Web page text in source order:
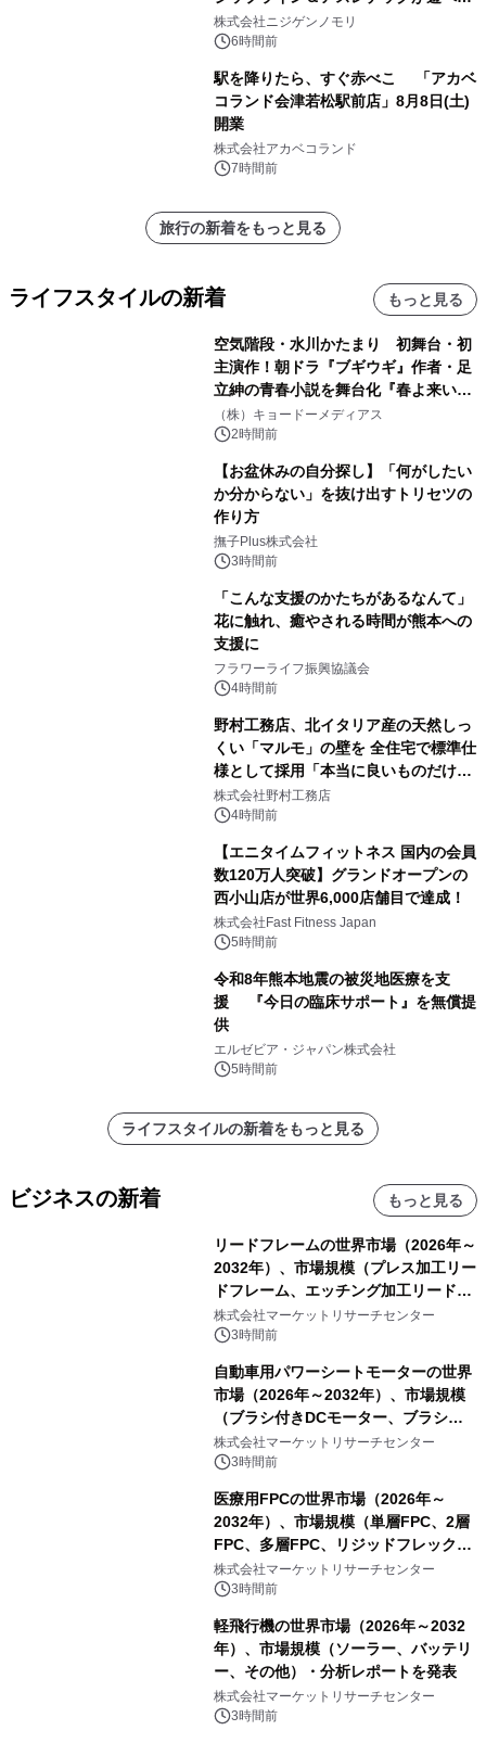
のは今年が最後！ 「ラスト！ドキがム
ネムネ～大作戦！」始動
株式会社ニジゲンノモリ
6時間前
駅を降りたら、すぐ赤べこ 「アカベ
コランド会津若松駅前店」8月8日(土)
開業
株式会社アカベコランド
7時間前
旅行の新着をもっと見る
ライフスタイルの新着 もっと見る
空気階段・水川かたまり 初舞台・初
主演作！朝ドラ『ブギウギ』作者・足
立紳の青春小説を舞台化『春よ来い、
マジで来い』キービジュアル解禁！
（株）キョードーメディアス
2時間前
【お盆休みの自分探し】「何がしたい
か分からない」を抜け出すトリセツの
作り方
撫子Plus株式会社
3時間前
「こんな支援のかたちがあるなんて」
花に触れ、癒やされる時間が熊本への
支援に
フラワーライフ振興協議会
4時間前
野村工務店、北イタリア産の天然しっ
くい「マルモ」の壁を 全住宅で標準仕
様として採用「本当に良いものだけに
こだわる」
株式会社野村工務店
4時間前
【エニタイムフィットネス 国内の会員
数120万人突破】グランドオープンの
西小山店が世界6,000店舗目で達成！
株式会社Fast Fitness Japan
5時間前
令和8年熊本地震の被災地医療を支
援 『今日の臨床サポート』を無償提
供
エルゼビア・ジャパン株式会社
5時間前
ライフスタイルの新着をもっと見る
ビジネスの新着 もっと見る
リードフレームの世界市場（2026年～
2032年）、市場規模（プレス加工リー
ドフレーム、エッチング加工リードフ
レーム）・分析レポートを発表
株式会社マーケットリサーチセンター
3時間前
自動車用パワーシートモーターの世界
市場（2026年～2032年）、市場規模
（ブラシ付きDCモーター、ブラシレ
スDCモーター）・分析レポートを発
表
株式会社マーケットリサーチセンター
3時間前
医療用FPCの世界市場（2026年～
2032年）、市場規模（単層FPC、2層
FPC、多層FPC、リジッドフレックス
PCB）・分析レポートを発表
株式会社マーケットリサーチセンター
3時間前
軽飛行機の世界市場（2026年～2032
年）、市場規模（ソーラー、バッテリ
ー、その他）・分析レポートを発表
株式会社マーケットリサーチセンター
3時間前